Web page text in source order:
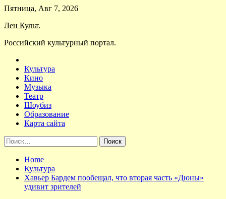
Skip
content
Пятница, Авг 7, 2026
Лен Культ.
Российский культурный портал.
Культура
Кино
Музыка
Театр
Шоубиз
Образование
Карта сайта
Найти:
Home
Культура
Хавьер Бардем пообещал, что вторая часть «Дюны»
удивит зрителей